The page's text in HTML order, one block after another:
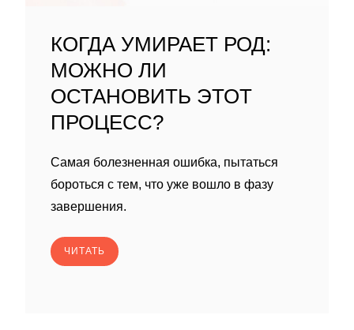
КОГДА УМИРАЕТ РОД:
МОЖНО ЛИ
ОСТАНОВИТЬ ЭТОТ
ПРОЦЕСС?
Самая болезненная ошибка, пытаться
бороться с тем, что уже вошло в фазу
завершения.
ЧИТАТЬ